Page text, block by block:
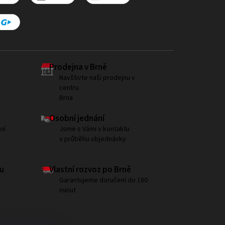
Prodejna v Brně
Navštivte naši prodejnu v
centru
Brna
Osobní jednání
Jsme s Vámi v kontaktu
v průběhu objednávky
Vlastní rozvoz po Brně
Garantujeme doručení do 180
minut